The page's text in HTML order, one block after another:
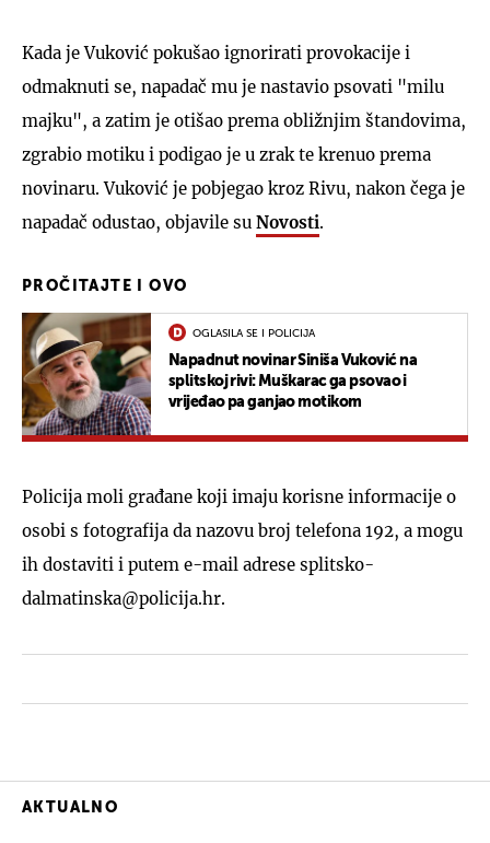
Kada je Vuković pokušao ignorirati provokacije i
odmaknuti se, napadač mu je nastavio psovati "milu
majku", a zatim je otišao prema obližnjim štandovima,
zgrabio motiku i podigao je u zrak te krenuo prema
novinaru. Vuković je pobjegao kroz Rivu, nakon čega je
napadač odustao, objavile su Novosti.
PROČITAJTE I OVO
OGLASILA SE I POLICIJA
Napadnut novinar Siniša Vuković na
splitskoj rivi: Muškarac ga psovao i
vrijeđao pa ganjao motikom
Policija moli građane koji imaju korisne informacije o
osobi s fotografija da nazovu broj telefona 192, a mogu
ih dostaviti i putem e-mail adrese splitsko-
dalmatinska@policija.hr.
AKTUALNO